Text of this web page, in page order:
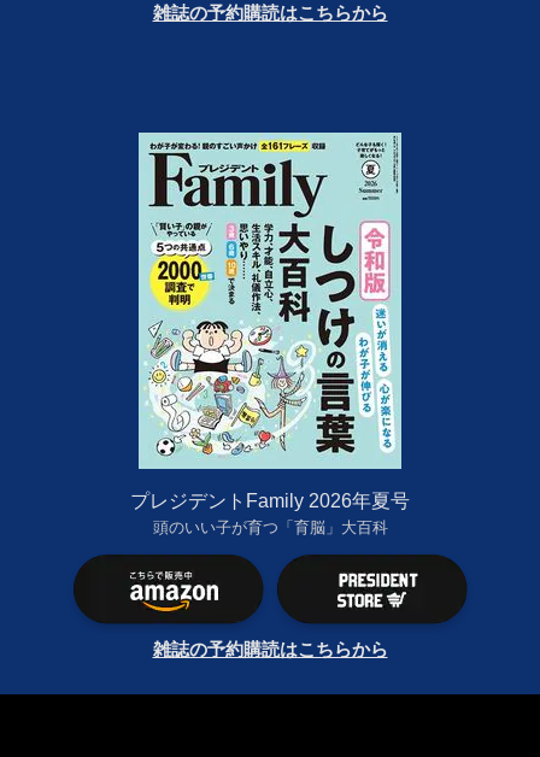
雑誌の予約購読はこちらから
プレジデントFamily 2026年夏号
頭のいい子が育つ「育脳」大百科
雑誌の予約購読はこちらから